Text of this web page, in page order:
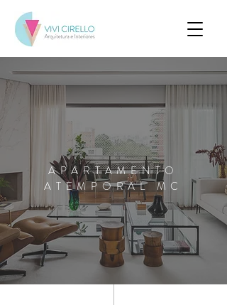
APARTAMENTO
ATEMPORAL MC